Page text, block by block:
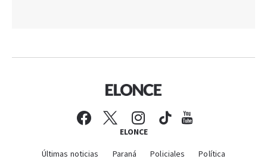
ELONCE
Últimas noticias Paraná Policiales Política